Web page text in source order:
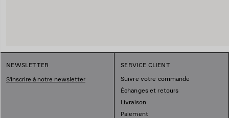
NEWSLETTER
S'inscrire à notre newsletter
SERVICE CLIENT
Suivre votre commande
Échanges et retours
Livraison
Paiement